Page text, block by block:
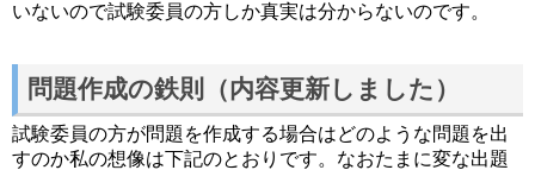
いないので試験委員の方しか真実は分からないのです。
問題作成の鉄則（内容更新しました）
試験委員の方が問題を作成する場合はどのような問題を出
すのか私の想像は下記のとおりです。なおたまに変な出題